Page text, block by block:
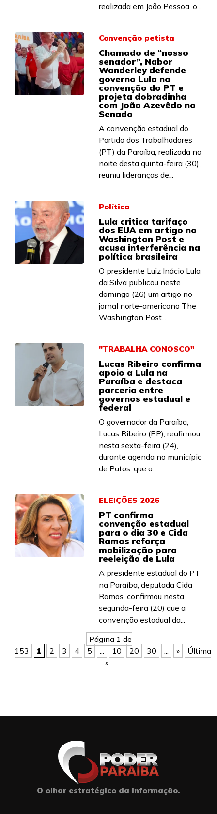
realizada em João Pessoa, o...
Convenção petista
Chamado de “nosso
senador”, Nabor
Wanderley defende
governo Lula na
convenção do PT e
projeta dobradinha
com João Azevêdo no
Senado
A convenção estadual do
Partido dos Trabalhadores
(PT) da Paraíba, realizada na
noite desta quinta-feira (30),
reuniu lideranças de...
Política
Lula critica tarifaço
dos EUA em artigo no
Washington Post e
acusa interferência na
política brasileira
O presidente Luiz Inácio Lula
da Silva publicou neste
domingo (26) um artigo no
jornal norte-americano The
Washington Post...
"TRABALHA CONOSCO"
Lucas Ribeiro confirma
apoio a Lula na
Paraíba e destaca
parceria entre
governos estadual e
federal
O governador da Paraíba,
Lucas Ribeiro (PP), reafirmou
nesta sexta-feira (24),
durante agenda no município
de Patos, que o...
ELEIÇÕES 2026
PT confirma
convenção estadual
para o dia 30 e Cida
Ramos reforça
mobilização para
reeleição de Lula
A presidente estadual do PT
na Paraíba, deputada Cida
Ramos, confirmou nesta
segunda-feira (20) que a
convenção estadual da...
Página 1 de
153
1 2 3 4 5 ... 10 20 30 ... »
Última
»
O olhar estratégico da informação.